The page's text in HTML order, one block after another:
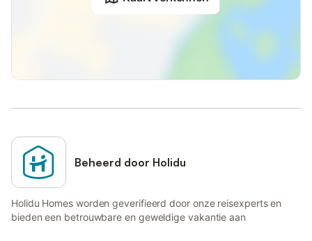
Beheerd door Holidu
Holidu Homes worden geverifieerd door onze reisexperts en
bieden een betrouwbare en geweldige vakantie aan